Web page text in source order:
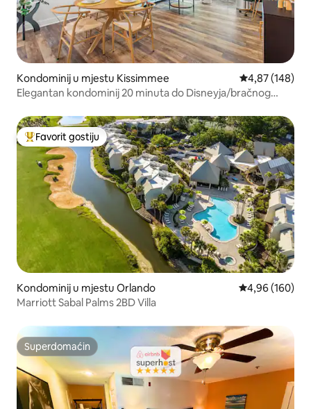
Kondominij u mjestu Kissimmee Prosječna
4,87 (148)
Elegantan kondominij 20 minuta do Disneyja/bračnog
Glavni favorit gostiju
Favorit gostiju
Kondominij u mjestu Orlando Prosječna
4,96 (160)
Marriott Sabal Palms 2BD Villa
Superdomaćin
Superdomaćin